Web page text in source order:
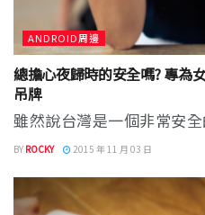
ANDROID周邊
總擔心夜歸時的安全嗎? 專為
吊牌
雖然說台灣是一個非常安
BY ROCKY 2015 年 11 月 03 日